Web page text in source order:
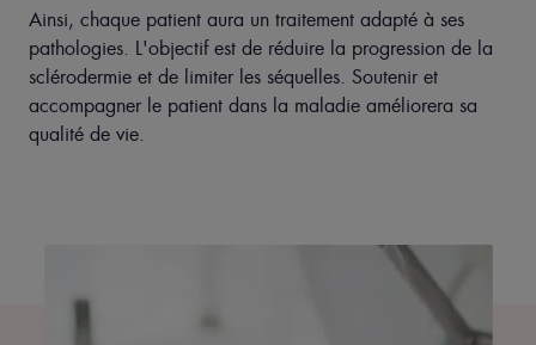
Ainsi, chaque patient aura un traitement adapté à ses
pathologies. L'objectif est de réduire la progression de la
sclérodermie et de limiter les séquelles. Soutenir et
accompagner le patient dans la maladie améliorera sa
qualité de vie.